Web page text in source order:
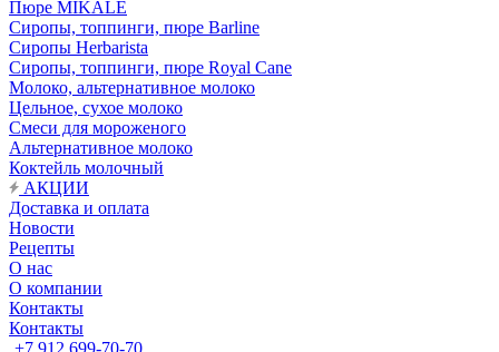
Пюре MIKALE
Сиропы, топпинги, пюре Barline
Сиропы Herbarista
Сиропы, топпинги, пюре Royal Cane
Молоко, альтернативное молоко
Цельное, сухое молоко
Смеси для мороженого
Альтернативное молоко
Коктейль молочный
АКЦИИ
Доставка и оплата
Новости
Рецепты
О нас
О компании
Контакты
Контакты
+7 912 699-70-70